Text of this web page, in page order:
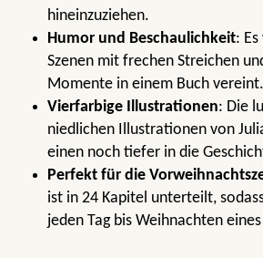
hineinzuziehen.
Humor und Beschaulichkeit:
Szenen mit frechen Streichen
Momente in einem Buch vereint.
Vierfarbige Illustrationen: Die
niedlichen Illustrationen von
einen noch tiefer in die
Perfekt für die
ist in 24 Kapitel unterteilt,
jeden Tag bis Weihnachten